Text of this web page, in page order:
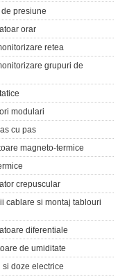
presiune
orar
retea
grupuri de
modulari
cu pas
magneto-termice
crepuscular
cablare si montaj tablouri
diferentiale
de umiditate
si doze electrice